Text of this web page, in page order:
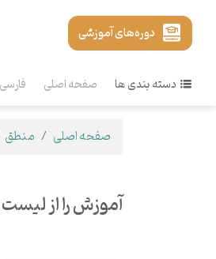
دوره‌های آموزشی
دسته بندی ها صفحه اصلی فارسی
صفحه اصلی منطق
آموزش را از